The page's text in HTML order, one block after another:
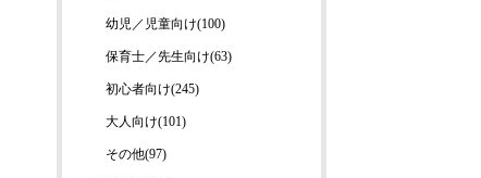
幼児／児童向け(100)
保育士／先生向け(63)
初心者向け(245)
大人向け(101)
その他(97)